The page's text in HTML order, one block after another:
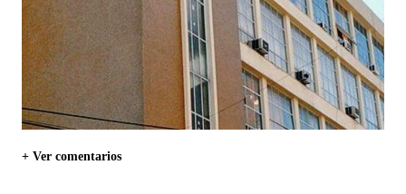
+ Ver comentarios